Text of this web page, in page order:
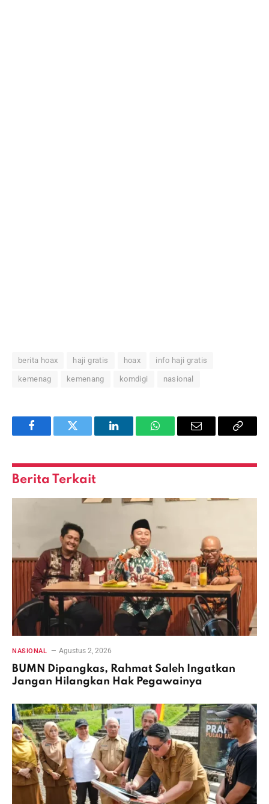
berita hoax haji gratis hoax info haji gratis
kemenag kemenang komdigi nasional
FacebookTwitter LinkedInWhatsAppEmail
Copy
Berita Terkait
NASIONAL Agustus 2, 2026
BUMN Dipangkas, Rahmat Saleh Ingatkan
Jangan Hilangkan Hak Pegawainya